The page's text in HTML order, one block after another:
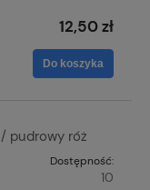
12,50 zł
Do koszyka
pudrowy róż
Dostępność:
10